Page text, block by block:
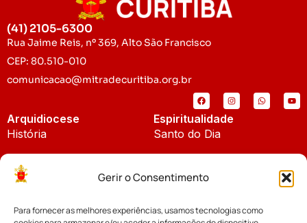
Gerir o Consentimento
Para fornecer as melhores experiências, usamos tecnologias como
(41) 2105-6300
Rua Jaime Reis, nº 369, Alto São Francisco
CEP: 80.510-010
comunicacao@mitradecuritiba.org.br
Arquidiocese
História
Padroeira
Espiritualidade
Santo do Dia
Notícias
Cúria Diocesana